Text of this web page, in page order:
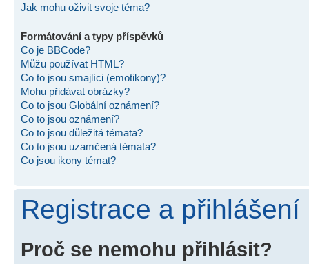
Jak mohu oživit svoje téma?
Formátování a typy příspěvků
Co je BBCode?
Můžu používat HTML?
Co to jsou smajlíci (emotikony)?
Mohu přidávat obrázky?
Co to jsou Globální oznámení?
Co to jsou oznámení?
Co to jsou důležitá témata?
Co to jsou uzamčená témata?
Co jsou ikony témat?
Registrace a přihlášení
Proč se nemohu přihlásit?